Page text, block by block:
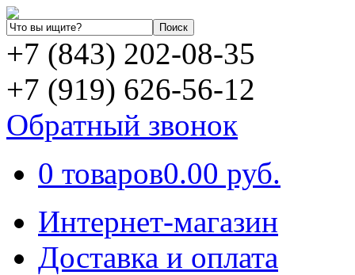
+7 (843) 202-08-35
+7 (919) 626-56-12
Обратный звонок
0 товаров0.00 руб.
Интернет-магазин
Доставка и оплата